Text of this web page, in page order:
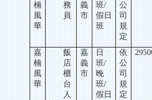
楠
風
華
務
員
義
市
班/
假日
班
公
司
規
定
嘉
楠
風
華
飯
店
櫃
台
人
嘉
義
市
日
班/
晚
班/
假日
依
公
司
規
定